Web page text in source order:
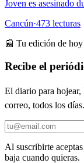
Joven es asesinado
Cancún·473 lecturas
📰 Tu edición de hoy
Recibe el
El diario para
correo, todos los
Al suscribirte
baja cuando quieras.